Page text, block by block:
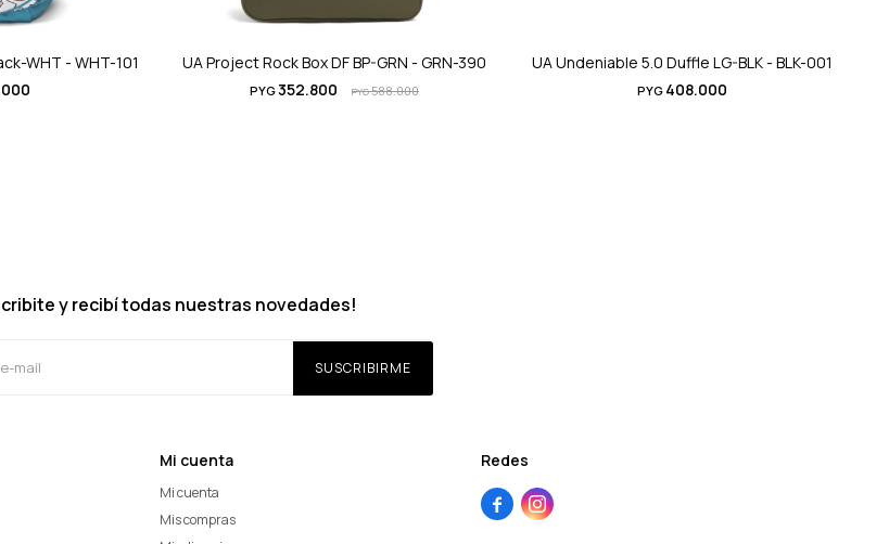
WHT - WHT-101 UA Project Rock Box DF BP-GRN - GRN-390
PYG352.800 PYG588.000
UA Undeniable 5.0 Duffle LG-BLK - BLK-001
PYG 408.000
Mi cuenta
Mi cuenta
Mis compras
Redes
 
y recibí todas nuestras novedades!
SUSCRIBIRME